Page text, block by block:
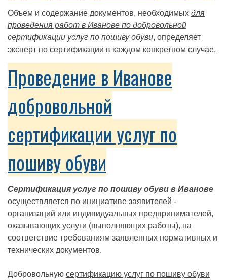
Объем и содержание документов, необходимых для
проведения работ в Иванове по добровольной
сертификации услуг по пошиву обуви, определяет
эксперт по сертификации в каждом конкретном случае.
Проведение в Иванове
добровольной
сертификации услуг по
пошиву обуви
Сертификация услуг по пошиву обуви в Иванове
осуществляется по инициативе заявителей -
организаций или индивидуальных предпринимателей,
оказывающих услуги (выполняющих работы), на
соответствие требованиям заявленных нормативных и
технических документов.
Добровольную сертификацию услуг по пошиву обуви